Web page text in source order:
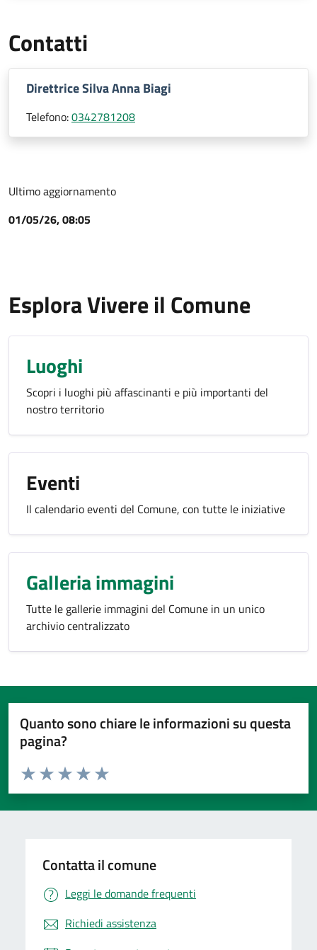
Contatti
Direttrice Silva Anna Biagi
Telefono:0342781208
Ultimo aggiornamento
01/05/26, 08:05
Esplora Vivere il Comune
Luoghi
Scopri i luoghi più affascinanti e più importanti del
nostro territorio
Eventi
Il calendario eventi del Comune, con tutte le iniziative
Galleria immagini
Tutte le gallerie immagini del Comune in un unico
archivio centralizzato
Quanto sono chiare le informazioni su questa
pagina?
Valuta da 1 a 5 stelle la pagina
Valuta 5 stelle su 5
Valuta 4 stelle su 5
Valuta 3 stelle su 5
Valuta 2 stelle su 5
Valuta 1 stelle su 5
Contatta il comune
Leggi le domande frequenti
Richiedi assistenza